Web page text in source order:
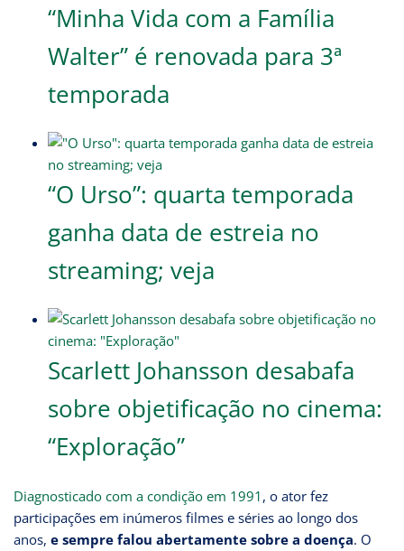
“Minha Vida com a Família
Walter” é renovada para 3ª
temporada
“O Urso”: quarta temporada
ganha data de estreia no
streaming; veja
Scarlett Johansson desabafa
sobre objetificação no cinema:
“Exploração”
Diagnosticado com a condição em 1991 , o ator fez
participações em inúmeros filmes e séries ao longo dos
anos, e sempre falou abertamente sobre a doença. O